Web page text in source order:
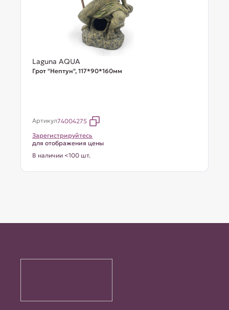
Laguna AQUA
Грот "Нептун", 117*90*160мм
Артикул74004275
Зарегистрируйтесь
для отображения цены
В наличии <100 шт.